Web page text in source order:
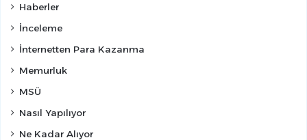
Haberler
İnceleme
İnternetten Para Kazanma
Memurluk
MSÜ
Nasıl Yapılıyor
Ne Kadar Alıyor